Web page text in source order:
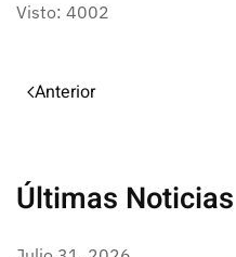
Visto: 4002
Anterior
Últimas